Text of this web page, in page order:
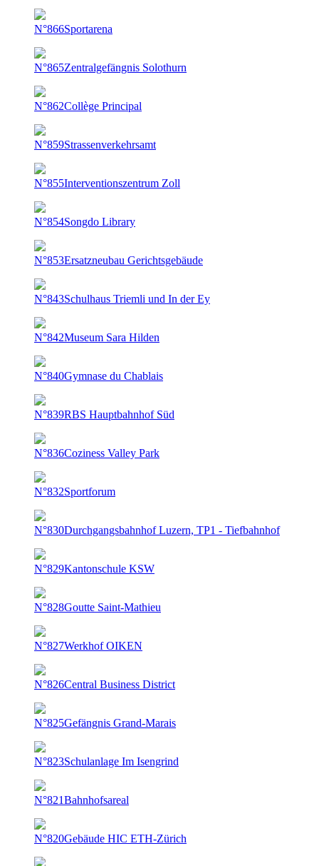
N°866Sportarena
N°865Zentralgefängnis Solothurn
N°862Collège Principal
N°859Strassenverkehrsamt
N°855Interventionszentrum Zoll
N°854Songdo Library
N°853Ersatzneubau Gerichtsgebäude
N°843Schulhaus Triemli und In der Ey
N°842Museum Sara Hilden
N°840Gymnase du Chablais
N°839RBS Hauptbahnhof Süd
N°836Coziness Valley Park
N°832Sportforum
N°830Durchgangsbahnhof Luzern, TP1 - Tiefbahnhof
N°829Kantonschule KSW
N°828Goutte Saint-Mathieu
N°827Werkhof OIKEN
N°826Central Business District
N°825Gefängnis Grand-Marais
N°823Schulanlage Im Isengrind
N°821Bahnhofsareal
N°820Gebäude HIC ETH-Zürich